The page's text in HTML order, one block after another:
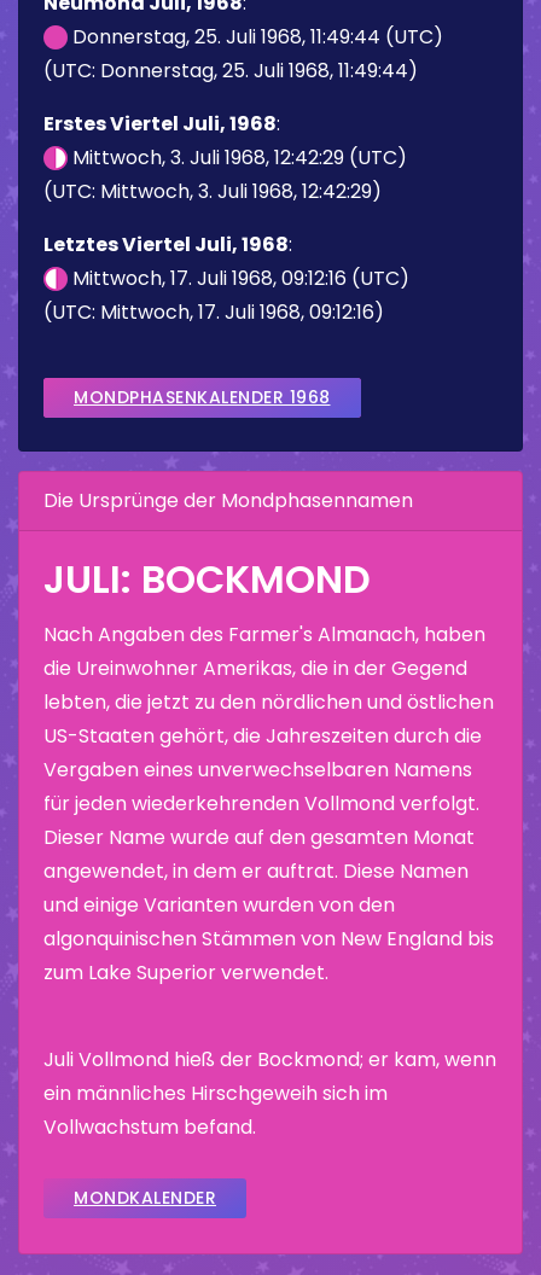
Donnerstag, 25. Juli 1968, 11:49:44 (UTC)
(UTC: Donnerstag, 25. Juli 1968, 11:49:44)
Erstes Viertel Juli, 1968:
Mittwoch, 3. Juli 1968, 12:42:29 (UTC)
(UTC: Mittwoch, 3. Juli 1968, 12:42:29)
Letztes Viertel Juli, 1968:
Mittwoch, 17. Juli 1968, 09:12:16 (UTC)
(UTC: Mittwoch, 17. Juli 1968, 09:12:16)
MONDPHASENKALENDER 1968
Die Ursprünge der Mondphasennamen
JULI: BOCKMOND
Nach Angaben des Farmer's Almanach, haben
die Ureinwohner Amerikas, die in der Gegend
lebten, die jetzt zu den nördlichen und östlichen
US-Staaten gehört, die Jahreszeiten durch die
Vergaben eines unverwechselbaren Namens
für jeden wiederkehrenden Vollmond verfolgt.
Dieser Name wurde auf den gesamten Monat
angewendet, in dem er auftrat. Diese Namen
und einige Varianten wurden von den
algonquinischen Stämmen von New England bis
zum Lake Superior verwendet.
Juli Vollmond hieß der Bockmond; er kam, wenn
ein männliches Hirschgeweih sich im
Vollwachstum befand.
MONDKALENDER